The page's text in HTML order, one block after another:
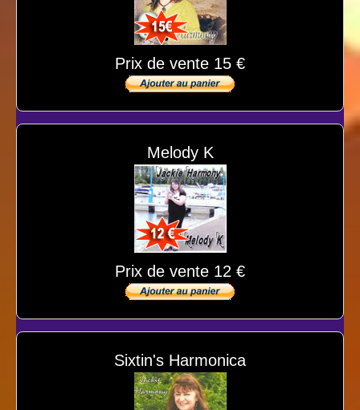
Prix de vente 15 €
Melody K
Prix de vente 12 €
Sixtin's Harmonica